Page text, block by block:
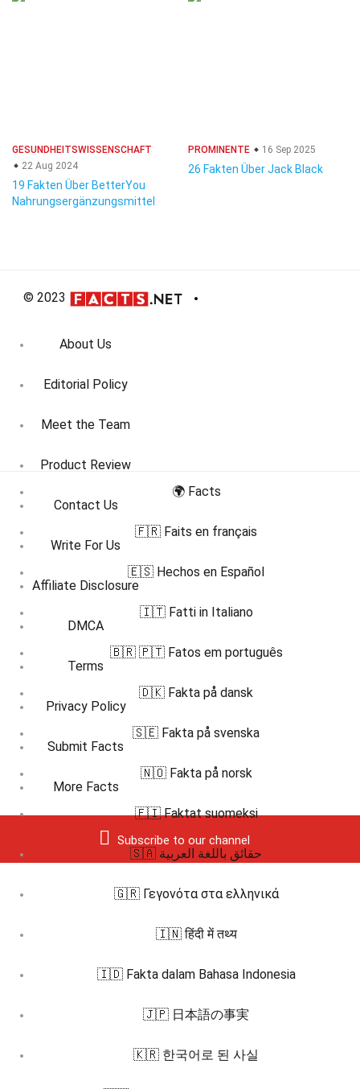
GESUNDHEITSWISSENSCHAFT
22 Aug 2024
19 Fakten Über BetterYou
Nahrungsergänzungsmittel
PROMINENTE 16 Sep 2025
26 Fakten Über Jack Black
© 2023
About Us
Editorial Policy
Meet the Team
Product Review
Contact Us
Write For Us
Affiliate Disclosure
DMCA
Terms
Privacy Policy
Submit Facts
More Facts
Subscribe to our channel
🌍 Facts
🇫🇷 Faits en français
🇪🇸 Hechos en Español
🇮🇹 Fatti in Italiano
🇧🇷 🇵🇹 Fatos em português
🇩🇰 Fakta på dansk
🇸🇪 Fakta på svenska
🇳🇴 Fakta på norsk
🇫🇮 Faktat suomeksi
🇸🇦 حقائق باللغة العربية
🇬🇷 Γεγονότα στα ελληνικά
🇮🇳 हिंदी में तथ्य
🇮🇩 Fakta dalam Bahasa Indonesia
🇯🇵 日本語の事実
🇰🇷 한국어로 된 사실